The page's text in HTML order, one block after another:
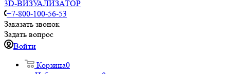
3D-ВИЗУАЛИЗАТОР
+7-800-100-56-53
Заказать звонок
Задать вопрос
Войти
Корзина0